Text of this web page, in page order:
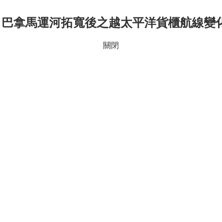
拿馬運河拓寬後之越太平洋貨櫃航線變
關閉